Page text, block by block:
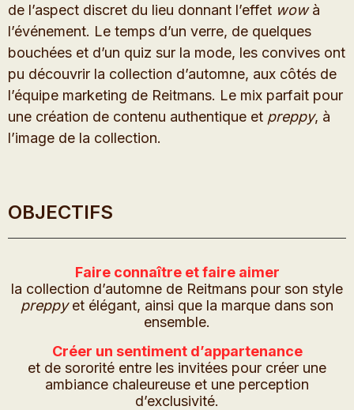
de l’aspect discret du lieu donnant l’effet wowà
l’événement. Le temps d’un verre, de quelques
bouchées et d’un quiz sur la mode, les convives ont
pu découvrir la collection d’automne, aux côtés de
l’équipe marketing de Reitmans. Le mix parfait pour
une création de contenu authentique et preppy, à
l’image de la collection.
OBJECTIFS
Faire connaître et faire aimer
la collection d’automne de Reitmans pour son style
preppyet élégant, ainsi que la marque dans son
ensemble.
Créer un sentiment d’appartenance
et de sororité entre les invitées pour créer une
ambiance chaleureuse et une perception
d’exclusivité.